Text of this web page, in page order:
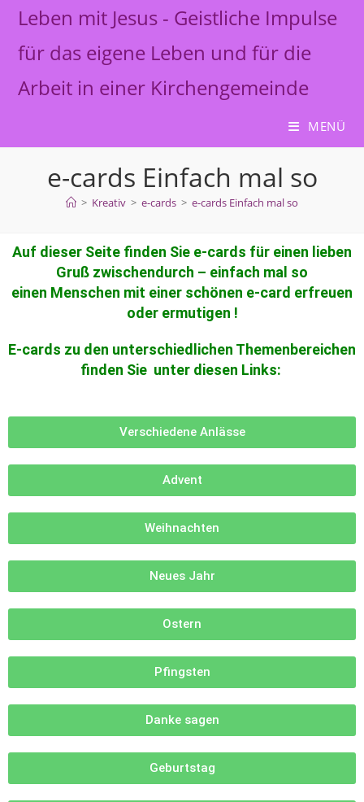
Leben mit Jesus - Geistliche Impulse
für das eigene Leben und für die
Arbeit in einer Kirchengemeinde
MENÜ
e-cards Einfach mal so
> Kreativ > e-cards > e-cards Einfach mal so
Auf dieser Seite finden Sie e-cards für einen lieben
Gruß zwischendurch – einfach mal so
einen Menschen mit einer schönen e-card erfreuen
oder ermutigen !
E-cards zu den unterschiedlichen Themenbereichen
finden Sie unter diesen Links:
Verschiedene Anlässe
Advent
Weihnachten
Neues Jahr
Ostern
Pfingsten
Danke sagen
Geburtstag